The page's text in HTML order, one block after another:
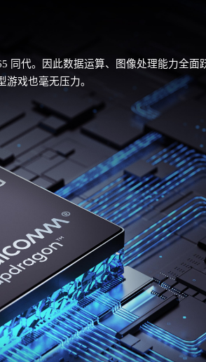
同代。因此数据运算、图像处理能力全面
戏也毫无压力。